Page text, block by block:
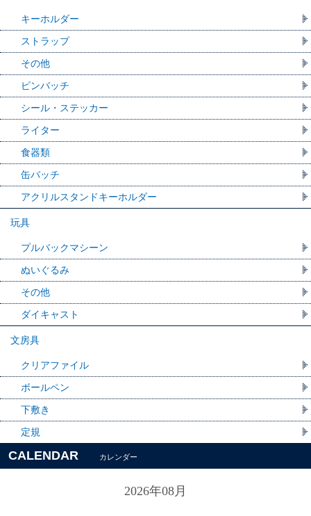
キーホルダー
ストラップ
その他
ピンバッチ
シール・ステッカー
ライター
食器類
缶バッチ
アクリルスタンドキーホルダー
玩具
プルバックマシーン
ぬいぐるみ
その他
ダイキャスト
文房具
クリアファイル
ボールペン
下敷き
定規
CALENDAR カレンダー
2026年08月